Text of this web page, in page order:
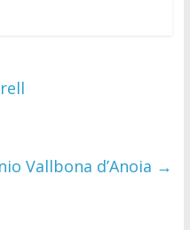
Vallbona d’Anoia →